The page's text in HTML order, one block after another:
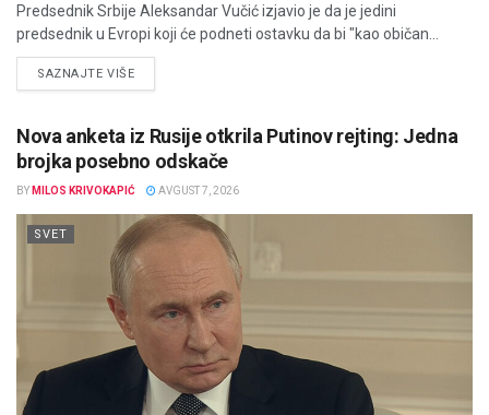
Predsednik Srbije Aleksandar Vučić izjavio je da je jedini
predsednik u Evropi koji će podneti ostavku da bi "kao običan...
SAZNAJTE VIŠEDETAILS
Nova anketa iz Rusije otkrila Putinov rejting: Jedna
brojka posebno odskače
BY MILOS KRIVOKAPIĆ AVGUST 7, 2026
SVET